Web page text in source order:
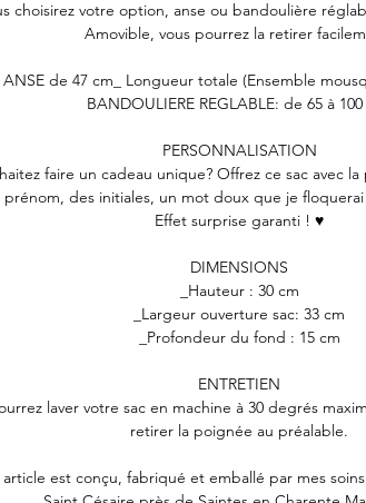
choisirez votre option, anse ou bandoulière
Amovible, vous pourrez la retirer
ANSE de 47 cm_ Longueur totale (Ensemble
BANDOULIERE REGLABLE: de 65 à
PERSONNALISATION
faire un cadeau unique? Offrez ce sac avec
prénom, des initiales, un mot doux que je
Effet surprise garanti ! ♥
DIMENSIONS
_Hauteur : 30 cm
_Largeur ouverture sac: 33 cm
_Profondeur du fond : 15 cm
ENTRETIEN
laver votre sac en machine à 30 degrés
retirer la poignée au préalable.
est conçu, fabriqué et emballé par mes